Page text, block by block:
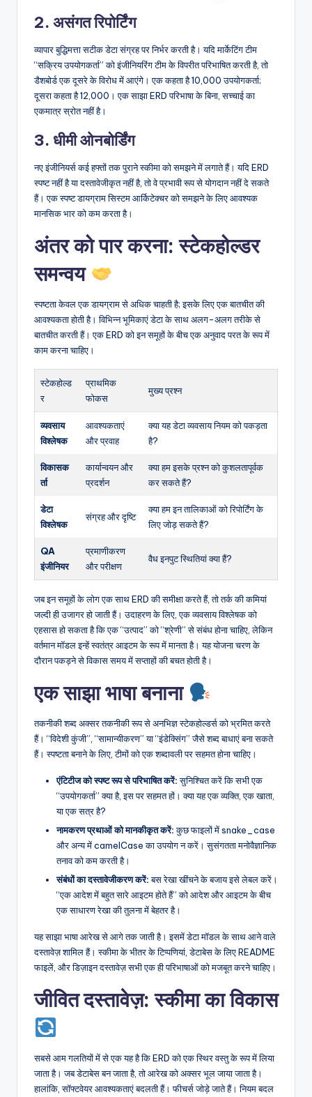
2. असंगत रिपोर्टिंग
व्यापार बुद्धिमत्ता सटीक डेटा संग्रह पर निर्भर करती है। यदि मार्केटिंग टीम
“सक्रिय उपयोगकर्ता” को इंजीनियरिंग टीम के विपरीत परिभाषित करती है, तो
डैशबोर्ड एक दूसरे के विरोध में आएंगे। एक कहता है 10,000 उपयोगकर्ता;
दूसरा कहता है 12,000। एक साझा ERD परिभाषा के बिना, सच्चाई का
एकमात्र स्रोत नहीं है।
3. धीमी ओनबोर्डिंग
नए इंजीनियर्स कई हफ्तों तक पुराने स्कीमा को समझने में लगाते हैं। यदि ERD
स्पष्ट नहीं है या दस्तावेजीकृत नहीं है, तो वे प्रभावी रूप से योगदान नहीं दे सकते
हैं। एक स्पष्ट डायग्राम सिस्टम आर्किटेक्चर को समझने के लिए आवश्यक
मानसिक भार को कम करता है।
अंतर को पार करना: स्टेकहोल्डर
समन्वय
स्पष्टता केवल एक डायग्राम से अधिक चाहती है; इसके लिए एक बातचीत की
आवश्यकता होती है। विभिन्न भूमिकाएं डेटा के साथ अलग-अलग तरीके से
बातचीत करती हैं। एक ERD को इन समूहों के बीच एक अनुवाद परत के रूप में
काम करना चाहिए।
स्टेकहोल्ड
र
प्राथमिक
फोकस
मुख्य प्रश्न
व्यवसाय
विश्लेषक
आवश्यकताएं
और प्रवाह
क्या यह डेटा व्यवसाय नियम को पकड़ता
है?
विकासक
र्ता
कार्यान्वयन और
प्रदर्शन
क्या हम इसके प्रश्न को कुशलतापूर्वक
कर सकते हैं?
डेटा
विश्लेषक
संग्रह और दृष्टि
क्या हम इन तालिकाओं को रिपोर्टिंग के
लिए जोड़ सकते हैं?
QA
इंजीनियर
प्रमाणीकरण
और परीक्षण
वैध इनपुट स्थितियां क्या हैं?
जब इन समूहों के लोग एक साथ ERD की समीक्षा करते हैं, तो तर्क की कमियां
जल्दी ही उजागर हो जाती हैं। उदाहरण के लिए, एक व्यवसाय विश्लेषक को
एहसास हो सकता है कि एक “उत्पाद” को “श्रेणी” से संबंध होना चाहिए, लेकिन
वर्तमान मॉडल इन्हें स्वतंत्र आइटम के रूप में मानता है। यह योजना चरण के
दौरान पकड़ने से विकास समय में सप्ताहों की बचत होती है।
एक साझा भाषा बनाना
तकनीकी शब्द अक्सर तकनीकी रूप से अनभिज्ञ स्टेकहोल्डर्स को भ्रमित करते
हैं। “विदेशी कुंजी”, “सामान्यीकरण” या “इंडेक्सिंग” जैसे शब्द बाधाएं बना सकते
हैं। स्पष्टता बनाने के लिए, टीमों को एक शब्दावली पर सहमत होना चाहिए।
एंटिटीज को स्पष्ट रूप से परिभाषित करें:सुनिश्चित करें कि सभी एक
“उपयोगकर्ता” क्या है, इस पर सहमत हों। क्या यह एक व्यक्ति, एक खाता,
या एक सत्र है?
नामकरण प्रथाओं को मानकीकृत करें:कुछ फाइलों में snake_case
और अन्य में camelCase का उपयोग न करें। सुसंगतता मनोवैज्ञानिक
तनाव को कम करती है।
संबंधों का दस्तावेजीकरण करें:बस रेखा खींचने के बजाय इसे लेबल करें।
“एक आदेश में बहुत सारे आइटम होते हैं” को आदेश और आइटम के बीच
एक साधारण रेखा की तुलना में बेहतर है।
यह साझा भाषा आरेख से आगे तक जाती है। इसमें डेटा मॉडल के साथ आने वाले
दस्तावेज़ शामिल हैं। स्कीमा के भीतर के टिप्पणियां, डेटाबेस के लिए README
फाइलें, और डिज़ाइन दस्तावेज़ सभी एक ही परिभाषाओं को मजबूत करने चाहिए।
जीवित दस्तावेज़: स्कीमा का विकास
सबसे आम गलतियों में से एक यह है कि ERD को एक स्थिर वस्तु के रूप में लिया
जाता है। जब डेटाबेस बन जाता है, तो आरेख को अक्सर भूल जाया जाता है।
हालांकि, सॉफ्टवेयर आवश्यकताएं बदलती हैं। फीचर्स जोड़े जाते हैं। नियम बदल